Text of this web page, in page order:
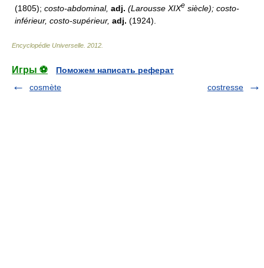
(1805); costo-abdominal, adj. (Larousse XIXe siècle); costo-
inférieur, costo-supérieur, adj. (1924).
Encyclopédie Universelle 2012
Игры ⚽
Поможем написать реферат
cosmète
costresse